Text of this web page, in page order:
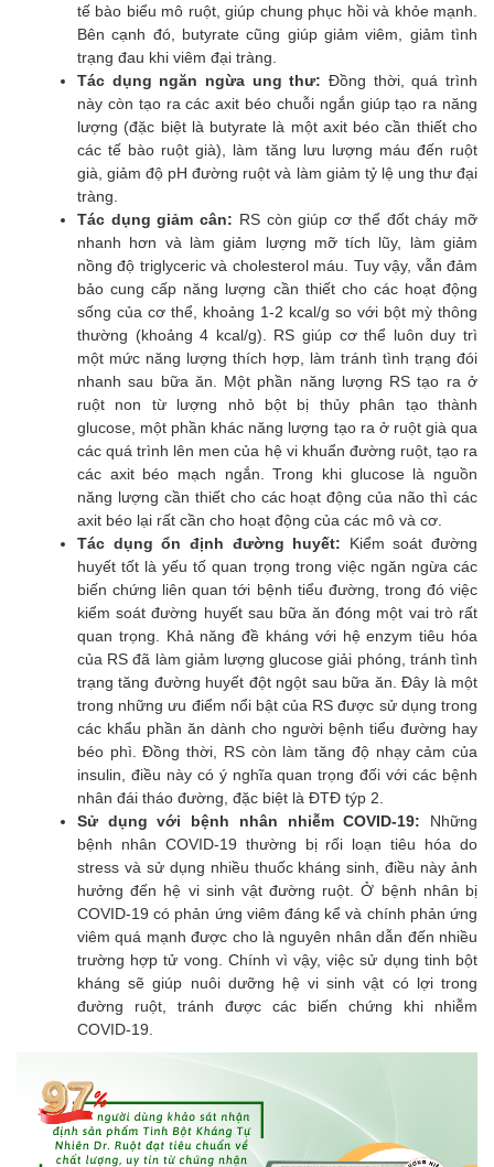
tế bào biểu mô ruột, giúp chung phục hồi và khỏe mạnh.
Bên cạnh đó, butyrate cũng giúp giảm viêm, giảm tình
trạng đau khi viêm đại tràng.
Tác dụng ngăn ngừa ung thư: Đồng thời, quá trình
này còn tạo ra các axit béo chuỗi ngắn giúp tạo ra năng
lượng (đặc biệt là butyrate là một axit béo cần thiết cho
các tế bào ruột già), làm tăng lưu lượng máu đến ruột
già, giảm độ pH đường ruột và làm giảm tỷ lệ ung thư đại
tràng.
Tác dụng giảm cân: RS còn giúp cơ thể đốt cháy mỡ
nhanh hơn và làm giảm lượng mỡ tích lũy, làm giảm
nồng độ triglyceric và cholesterol máu. Tuy vậy, vẫn đảm
bảo cung cấp năng lượng cần thiết cho các hoạt động
sống của cơ thể, khoảng 1-2 kcal/g so với bột mỳ thông
thường (khoảng 4 kcal/g). RS giúp cơ thể luôn duy trì
một mức năng lượng thích hợp, làm tránh tình trạng đói
nhanh sau bữa ăn. Một phần năng lượng RS tạo ra ở
ruột non từ lượng nhỏ bột bị thủy phân tạo thành
glucose, một phần khác năng lượng tạo ra ở ruột già qua
các quá trình lên men của hệ vi khuẩn đường ruột, tạo ra
các axit béo mạch ngắn. Trong khi glucose là nguồn
năng lượng cần thiết cho các hoạt động của não thì các
axit béo lại rất cần cho hoạt động của các mô và cơ.
Tác dụng ổn định đường huyết: Kiểm soát đường
huyết tốt là yếu tố quan trọng trong việc ngăn ngừa các
biến chứng liên quan tới bệnh tiểu đường, trong đó việc
kiểm soát đường huyết sau bữa ăn đóng một vai trò rất
quan trọng. Khả năng đề kháng với hệ enzym tiêu hóa
của RS đã làm giảm lượng glucose giải phóng, tránh tình
trạng tăng đường huyết đột ngột sau bữa ăn. Đây là một
trong những ưu điểm nổi bật của RS được sử dụng trong
các khẩu phần ăn dành cho người bệnh tiểu đường hay
béo phì. Đồng thời, RS còn làm tăng độ nhạy cảm của
insulin, điều này có ý nghĩa quan trọng đối với các bệnh
nhân đái tháo đường, đặc biệt là ĐTĐ týp 2.
Sử dụng với bệnh nhân nhiễm COVID-19: Những
bệnh nhân COVID-19 thường bị rối loạn tiêu hóa do
stress và sử dụng nhiều thuốc kháng sinh, điều này ảnh
hưởng đến hệ vi sinh vật đường ruột. Ở bệnh nhân bị
COVID-19 có phản ứng viêm đáng kể và chính phản ứng
viêm quá mạnh được cho là nguyên nhân dẫn đến nhiều
trường hợp tử vong. Chính vì vậy, việc sử dụng tinh bột
kháng sẽ giúp nuôi dưỡng hệ vi sinh vật có lợi trong
đường ruột, tránh được các biến chứng khi nhiễm
COVID-19.